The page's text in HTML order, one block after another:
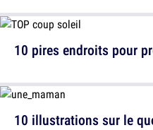
10 illustrations sur le
10 pires endroits pour